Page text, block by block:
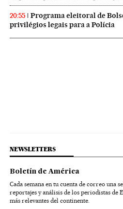
20:55
Programa eleitoral de
privilégios legais para a Polícia
NEWSLETTERS
Boletín de América
Cada semana en tu cuenta de correo una
reportajes y análisis de los periodistas de
más relevantes del continente.